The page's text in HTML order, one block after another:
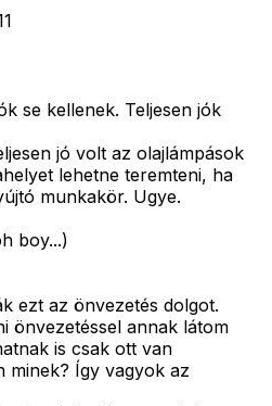
se kellenek. Teljesen jók
jó volt az olajlámpások
lehetne teremteni, ha
munkakör. Ugye.
boy...)
ezt az önvezetés dolgot.
önvezetéssel annak látom
is csak ott van
minek? Így vagyok az